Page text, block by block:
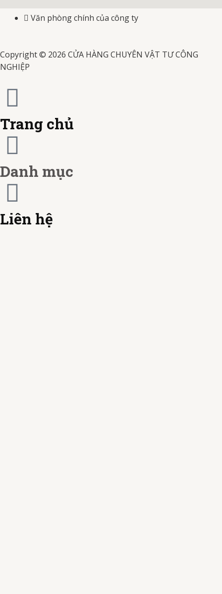
o
k
r
a
m
e
s
a
s
t
c
r
b t
-
Văn phòng chính của công ty
Copyright © 2026 CỬA HÀNG CHUYÊN VẬT TƯ CÔNG
NGHIỆP
Trang chủ
Danh mục
Liên hệ